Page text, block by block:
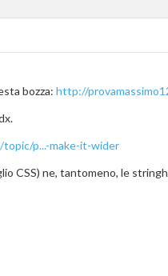
bozza: http://
p...-make-it-wider
CSS) ne, tantomeno, le